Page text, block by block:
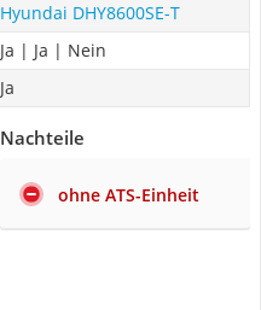
Hyundai DHY8600SE-T
Ja | Ja | Nein
Ja
Nachteile
ohne ATS-Einheit